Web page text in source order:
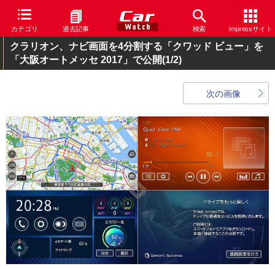
カテゴリ 過去記事 検索 Impressサイト
クラリオン、ナビ画面を4分割する「クワッド ビュー」を
「大阪オートメッセ 2017」で公開(1/2)
次の画像